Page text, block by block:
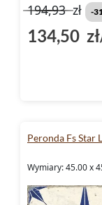
194,93zł -
134,50
Peronda Fs Star
Wymiary: 45.00 x